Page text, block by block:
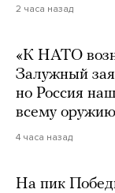
2 часа назад
«К НАТО
Залужный
но Россия
всему
4 часа назад
На пик